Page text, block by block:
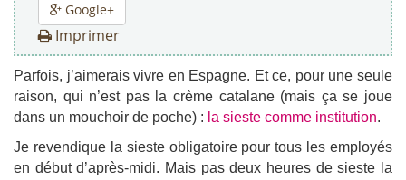
Google+
Imprimer
Parfois, j’aimerais vivre en Espagne. Et ce, pour une seule
raison, qui n’est pas la crème catalane (mais ça se joue
dans un mouchoir de poche) : la sieste comme institution.
Je revendique la sieste obligatoire pour tous les employés
en début d’après-midi. Mais pas deux heures de sieste la